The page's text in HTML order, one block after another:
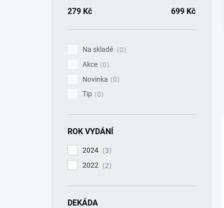
279 Kč 699 Kč
Na skladě
0
Akce
0
Novinka
0
Tip
0
ROK VYDÁNÍ
2024
3
2022
2
DEKÁDA